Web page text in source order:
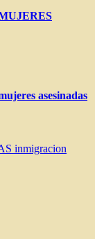
asesinadas
inmigracion